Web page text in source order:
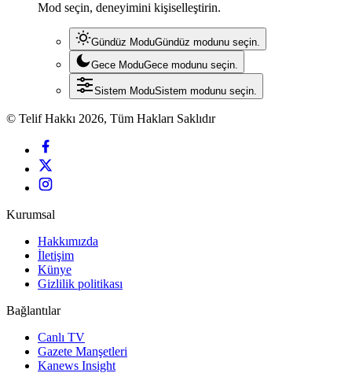
Mod seçin, deneyimini kişiselleştirin.
Gündüz ModuGündüz modunu seçin.
Gece ModuGece modunu seçin.
Sistem ModuSistem modunu seçin.
© Telif Hakkı 2026, Tüm Hakları Saklıdır
Kurumsal
Hakkımızda
İletişim
Künye
Gizlilik politikası
Bağlantılar
Canlı TV
Gazete Manşetleri
Kanews Insight